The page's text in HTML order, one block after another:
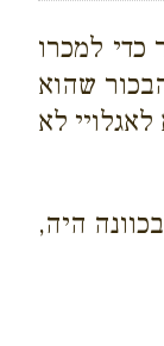
כדי למכרו
שהוא
לא
היה,